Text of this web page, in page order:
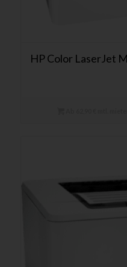
HP Color LaserJet